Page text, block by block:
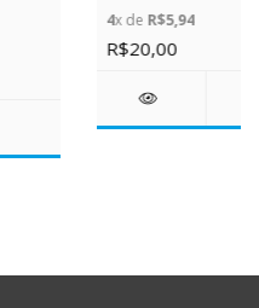
4x de R$5,94
R$20,00